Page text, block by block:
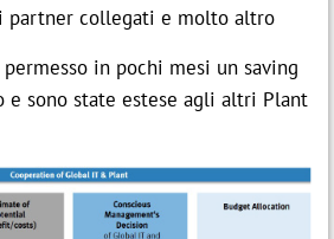
partner collegati e molto altro
in pochi mesi un saving
e sono state estese agli altri Plant